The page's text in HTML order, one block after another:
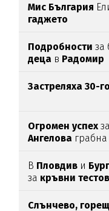
Мис България
гаджето
Подробностиза
деца в Радомир
Застреляха 30-
Огромен успех за
Ангелова грабна
В Пловдив и
за кръвни
Слънчево,